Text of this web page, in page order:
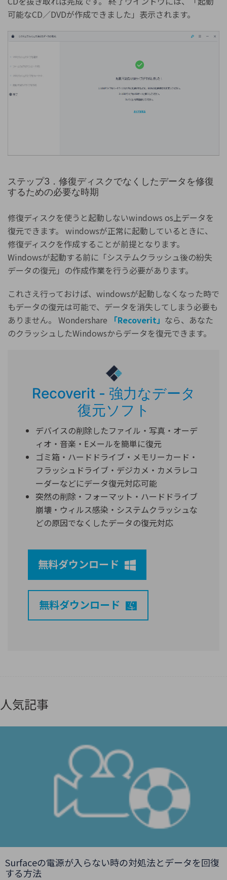
Repairit – 写真修復AIアプリ
今すぐ試す ブラウザで体験
可能なCD／DVDが作成できました」表示されます。
ステップ3．修復ディスクでなくしたデータを修復
するための必要な時期
修復ディスクを使うと起動しないwindows os上データを
復元できます。 windowsが正常に起動しているときに、
修復ディスクを作成することが前提となります。
Windowsが起動する前に「システムクラッシュ後の紛失
データの復元」の作成作業を行う必要があります。
これさえ行っておけば、windowsが起動しなくなった時で
もデータの復元は可能で、データを消失してしまう必要も
ありません。 Wondershare
「Recoverit」 なら、あなた
のクラッシュしたWindowsからデータを復元できます。
Recoverit - 強力なデータ
復元ソフト
デバイスの削除したファイル・写真・オーデ
ィオ・音楽・Eメールを簡単に復元
ゴミ箱・ハードドライブ・メモリーカード・
フラッシュドライブ・デジカメ・カメラレコ
ーダーなどにデータ復元対応可能
突然の削除・フォーマット・ハードドライブ
崩壊・ウィルス感染・システムクラッシュな
どの原因でなくしたデータの復元対応
無料ダウンロード
無料ダウンロード
人気記事
Surfaceの電源が入らない時の対処法とデータを回復
する方法